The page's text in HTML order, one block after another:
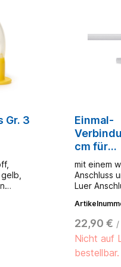
Gr. 3
Einmal-
cm für
Stck.)
mit einem
Anschluss
Luer
22,90 € /
Nicht auf
bestellbar.